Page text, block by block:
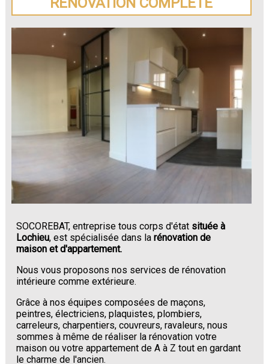
SOCOREBAT, entreprise tous corps d'état située à
Lochieu, est spécialisée dans larénovation de
maison et d'appartement.
Nous vous proposons nos services de rénovation
intérieure comme extérieure.
Grâce à nos équipes composées de maçons,
peintres, électriciens, plaquistes, plombiers,
carreleurs, charpentiers, couvreurs, ravaleurs, nous
sommes à même de réaliser la rénovation votre
maison ou votre appartement de A à Z tout en gardant
le charme de l'ancien.